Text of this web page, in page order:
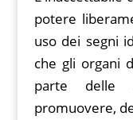
potere
uso dei segni
che gli organi
parte delle
promuovere,